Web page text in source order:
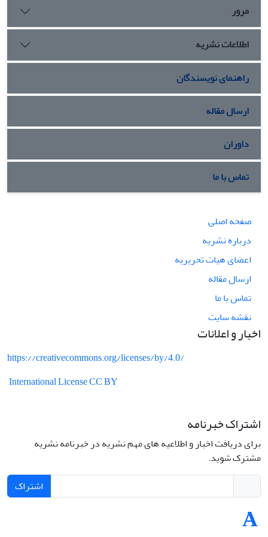
مرور
اطلاعات نشریه
راهنمای نویسندگان
ارسال مقاله
داوران
تماس با ما
صفحه اصلی
درباره نشریه
اعضای هیات تحریریه
ارسال مقاله
تماس با ما
نقشه سایت
اخبار و اعلانات
https://creativecommons.org/licenses/by/4.0/
International License CC BY
اشتراک خبرنامه
برای دریافت اخبار و اطلاعیه های مهم نشریه در خبرنامه نشریه
مشترک شوید.
اشتراک